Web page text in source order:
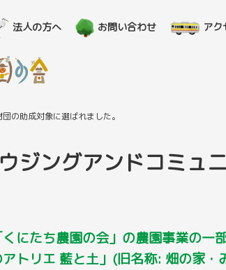
法人の方へ お問い合わせ アク
の助成対象に選ばれました。
ジングアンドコミュ
にたち農園の会」の農園事業の一
アトリエ 藍と土」(旧名称: 畑の家・